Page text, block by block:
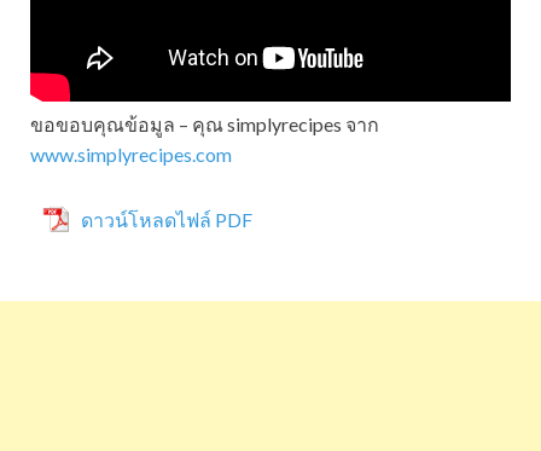
ขอขอบคุณข้อมูล – คุณ simplyrecipes จาก
www.simplyrecipes.com
ดาวน์โหลดไฟล์ PDF